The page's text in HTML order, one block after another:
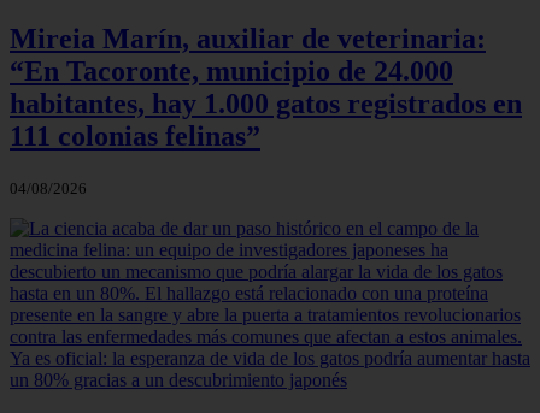
Mireia Marín, auxiliar de veterinaria:
“En Tacoronte, municipio de 24.000
habitantes, hay 1.000 gatos registrados en
111 colonias felinas”
04/08/2026